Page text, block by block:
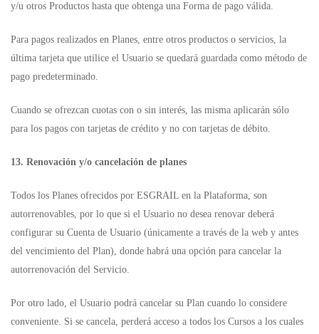
y/u otros Productos hasta que obtenga una Forma de pago válida.
Para pagos realizados en Planes, entre otros productos o servicios, la
última tarjeta que utilice el Usuario se quedará guardada como método de
pago predeterminado.
Cuando se ofrezcan cuotas con o sin interés, las misma aplicarán sólo
para los pagos con tarjetas de crédito y no con tarjetas de débito.
13. Renovación y/o cancelación de planes
Todos los Planes ofrecidos por ESGRAIL en la Plataforma, son
autorrenovables, por lo que si el Usuario no desea renovar deberá
configurar su Cuenta de Usuario (únicamente a través de la web y antes
del vencimiento del Plan), donde habrá una opción para cancelar la
autorrenovación del Servicio.
Por otro lado, el Usuario podrá cancelar su Plan cuando lo considere
conveniente. Si se cancela, perderá acceso a todos los Cursos a los cuales